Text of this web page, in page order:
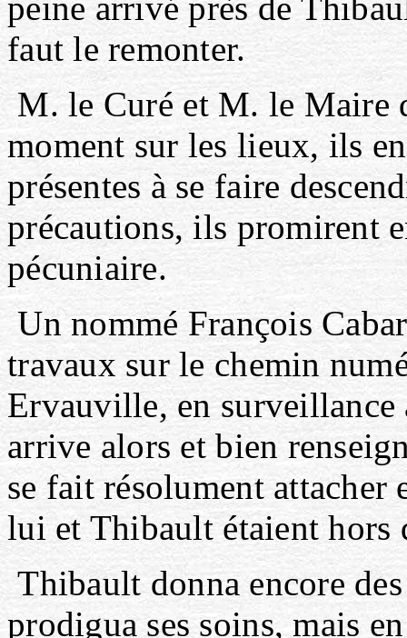
faut le remonter.
M. le Curé et M. le Maire
moment sur les lieux, ils
présentes à se faire
précautions, ils promirent
pécuniaire.
Un nommé François
travaux sur le chemin
Ervauville, en surveillance
arrive alors et bien
se fait résolument attacher
lui et Thibault étaient hors
Thibault donna encore
prodigua ses soins, mais